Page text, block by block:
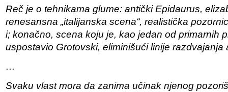
Reč je o tehnikama glume: antički Epidaurus,
renesansna „italijanska scena“, realistička
i; konačno, scena koju je, kao jedan od primarnih
uspostavio Grotovski, eliminišući linije razdvajanja
…
Svaku vlast mora da zanima učinak njenog